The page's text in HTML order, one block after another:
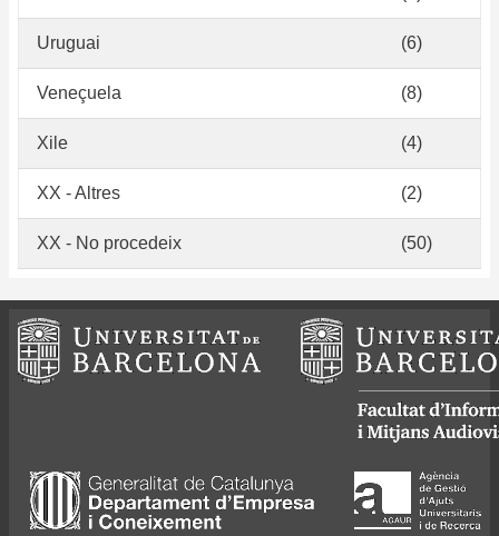
Uruguai (6)
Veneçuela (8)
Xile (4)
XX - Altres (2)
XX - No procedeix (50)